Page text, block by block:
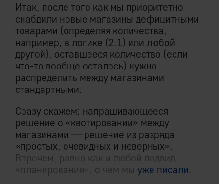
Итак, после того как мы приоритетно
снабдили новые магазины дефицитными
товарами (определяя количества,
например, в логике (2.1) или любой
другой), оставшееся количество (если
что-то вообще осталось) нужно
распределить между магазинами
стандартными.
Сразу скажем: напрашивающееся
решение о «квотировании» между
магазинами — решение из разряда
«простых, очевидных и неверных».
Впрочем, равно как и любой подвид
«планирования», о чем мы уже писали.